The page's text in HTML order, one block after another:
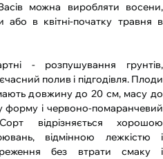
можна виробляти восени,
в квітні-початку травня в
- розпушування грунтів,
полив і підгодівля. Плоди
довжину до 20 см, масу до
форму і червоно-помаранчевий
відрізняється хорошою
відмінною лежкістю і
без втрати смаку і